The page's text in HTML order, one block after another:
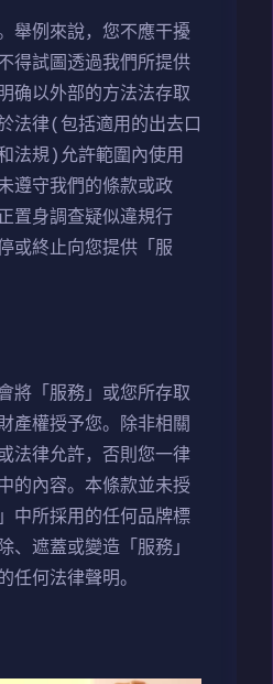
舉例來說，您不應干擾
得試圖透過我們所提供
确以外部的方法法存取
法律(包括適用的出去口
法規)允許範圍內使用
遵守我們的條款或政
置身調查疑似違規行
或終止向您提供「服
將「服務」或您所存取
產權授予您。除非相關
法律允許，否則您一律
的內容。本條款並未授
中所採用的任何品牌標
、遮蓋或變造「服務」
任何法律聲明。